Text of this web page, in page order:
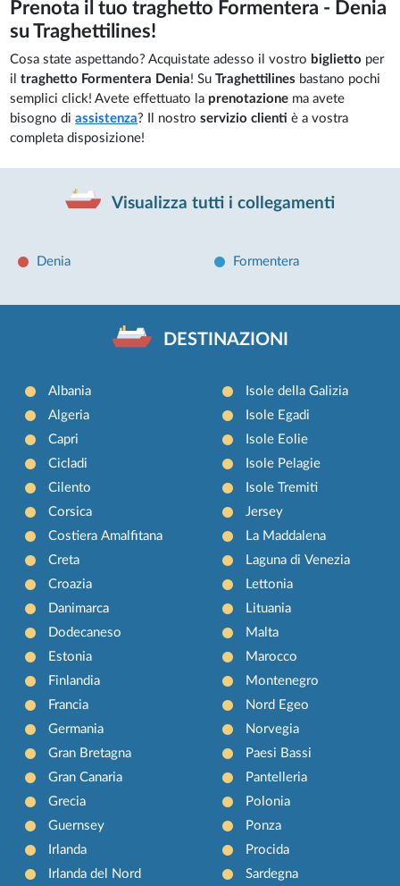
Prenota il tuo traghetto Formentera - Denia
su Traghettilines!
Cosa state aspettando? Acquistate adesso il vostro biglietto per
iltraghetto Formentera Denia! SuTraghettilines bastano pochi
semplici click! Avete effettuato la prenotazione ma avete
bisogno diassistenza? Il nostroservizio clienti è a vostra
completa disposizione!
Visualizza tutti i collegamenti
Denia Formentera
DESTINAZIONI
Albania
Algeria
Capri
Cicladi
Cilento
Corsica
Costiera Amalfitana
Creta
Croazia
Danimarca
Dodecaneso
Estonia
Finlandia
Francia
Germania
Gran Bretagna
Gran Canaria
Grecia
Guernsey
Irlanda
Irlanda del Nord
Isole della Galizia
Isole Egadi
Isole Eolie
Isole Pelagie
Isole Tremiti
Jersey
La Maddalena
Laguna di Venezia
Lettonia
Lituania
Malta
Marocco
Montenegro
Nord Egeo
Norvegia
Paesi Bassi
Pantelleria
Polonia
Ponza
Procida
Sardegna